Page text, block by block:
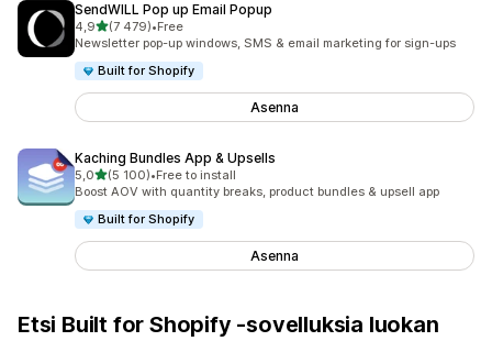
SendWILL Pop up Email Popup
4,9/ 5 tähteä
(7 479)
7479 arvostelua yhteensä
•Free
Newsletter pop-up windows, SMS & email marketing for sign-ups
Built for Shopify
Asenna
Kaching Bundles App & Upsells
5,0/ 5 tähteä
(5 100)
5100 arvostelua yhteensä
•Free to install
Boost AOV with quantity breaks, product bundles & upsell app
Built for Shopify
Asenna
Etsi Built for Shopify ‑sovelluksia luokan